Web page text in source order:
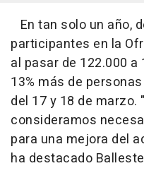
En tan solo un año,
participantes en la
al pasar de 122.000
13% más de
del 17 y 18 de marzo.
consideramos
para una mejora del
ha destacado